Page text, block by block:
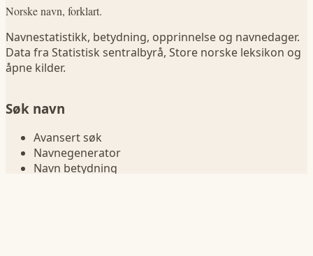
Norske navn, forklart.
Navnestatistikk, betydning, opprinnelse og navnedager.
Data fra Statistisk sentralbyrå, Store norske leksikon og
åpne kilder.
Søk navn
Avansert søk
Navnegenerator
Navn betydning